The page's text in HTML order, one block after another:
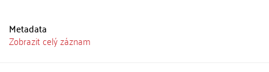
Metadata
Zobrazit celý záznam